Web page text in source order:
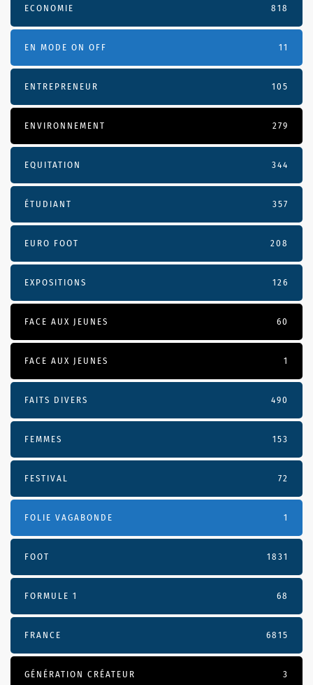
ECONOMIE 818
EN MODE ON OFF 11
ENTREPRENEUR 105
ENVIRONNEMENT 279
EQUITATION 344
ÉTUDIANT 357
EURO FOOT 208
EXPOSITIONS 126
FACE AUX JEUNES 60
FACE AUX JEUNES 1
FAITS DIVERS 490
FEMMES 153
FESTIVAL 72
FOLIE VAGABONDE 1
FOOT 1831
FORMULE 1 68
FRANCE 6815
GÉNÉRATION CRÉATEUR 3